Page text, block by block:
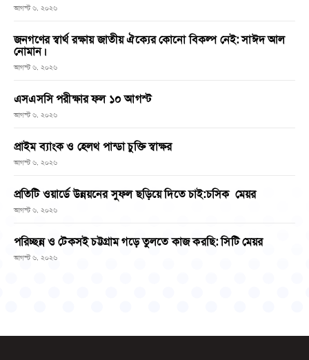
আগস্ট ৬, ২০২৬
জনগণের স্বার্থ রক্ষায় জাতীয় ঐক্যের কোনো বিকল্প নেই: সাঈদ আল
নোমান।
আগস্ট ৬, ২০২৬
এসএসসি পরীক্ষার ফল ১০ আগস্ট
আগস্ট ৬, ২০২৬
প্রাইম ব্যাংক ও হেলথ পান্ডা চুক্তি স্বাক্ষর
আগস্ট ৬, ২০২৬
প্রতিটি ওয়ার্ডে উন্নয়নের সুফল ছড়িয়ে দিতে চাই:চসিক মেয়র
আগস্ট ৬, ২০২৬
পরিচ্ছন্ন ও টেকসই চট্টগ্রাম গড়ে তুলতে কাজ করছি: সিটি মেয়র
আগস্ট ৬, ২০২৬